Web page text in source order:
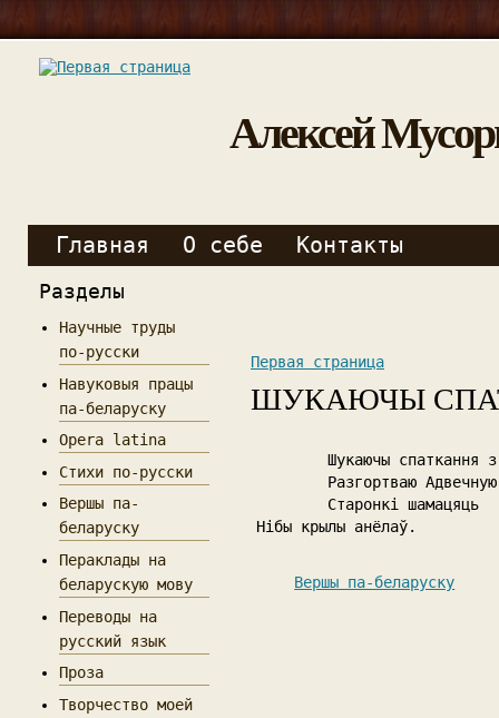
Алексей
Главная О себе Контакты
Разделы
Научные труды
по-русски
Навуковыя працы
па-беларуску
Opera latina
Стихи по-русски
Вершы па-
беларуску
Пераклады на
беларускую мову
Переводы на
русский язык
Проза
Творчество моей
Первая страница
ШУКАЮЧЫ
Шукаючы спаткання
Разгортваю
Старонкі шамацяць
Нібы крылы анёлаў.
Вершы па-беларуску